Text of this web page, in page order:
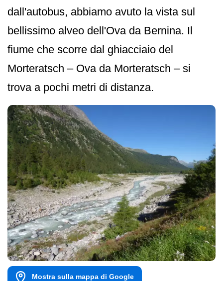
dall'autobus, abbiamo avuto la vista sul
bellissimo alveo dell'Ova da Bernina. Il
fiume che scorre dal ghiacciaio del
Morteratsch – Ova da Morteratsch – si
trova a pochi metri di distanza.
Mostra sulla mappa di Google